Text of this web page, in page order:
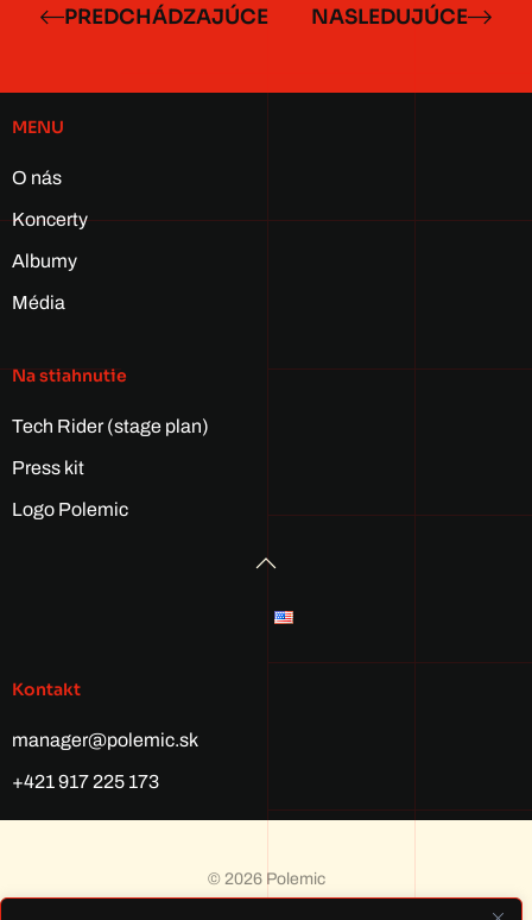
PREDCHÁDZAJÚCE NASLEDUJÚCE
MENU
O nás
Koncerty
Albumy
Média
Na stiahnutie
Tech Rider (stage plan)
Press kit
Logo Polemic
Kontakt
manager@polemic.sk
+421 917 225 173
© 2026Polemic